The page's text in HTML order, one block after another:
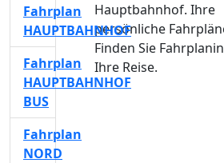
Hauptbahnhof. Ihre
persönliche
Finden Sie
Ihre Reise.
Fahrplan
HAUPTBAHNHOF
Fahrplan
HAUPTBAHNHOF
BUS
Fahrplan
NORD